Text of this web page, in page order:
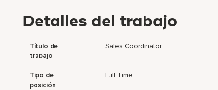
Detalles del trabajo
Título de
trabajo
Sales Coordinator
Tipo de
posición
Full Time